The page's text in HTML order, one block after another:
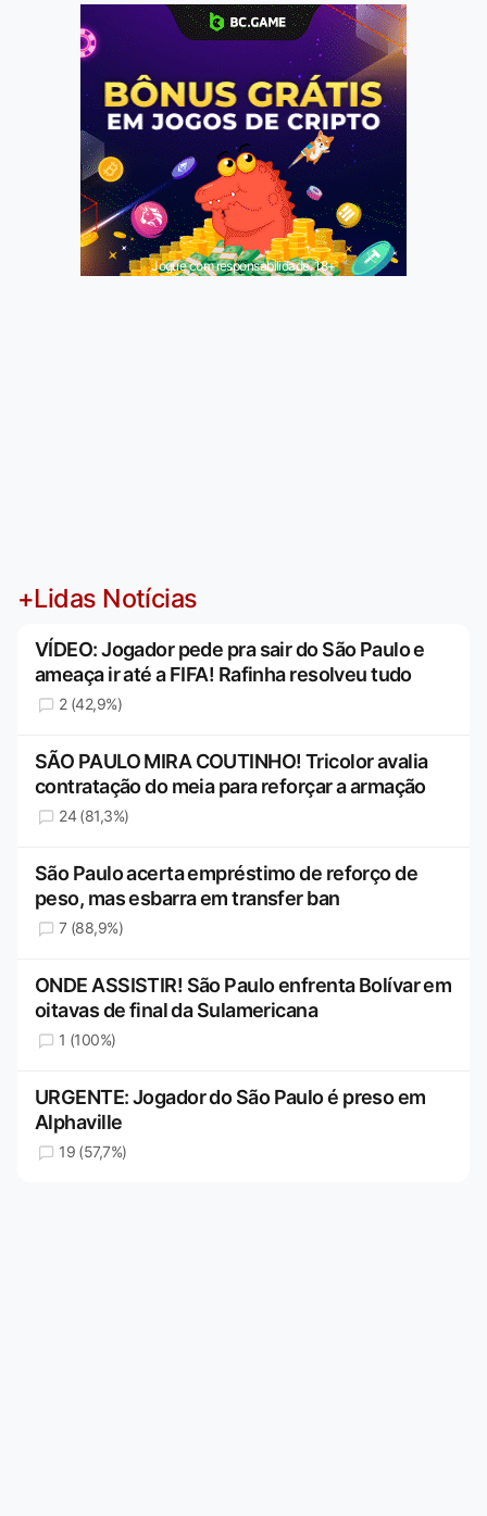
Jogue com responsabilidade. 18+
+Lidas Notícias
VÍDEO: Jogador pede pra sair do São Paulo e
ameaça ir até a FIFA! Rafinha resolveu tudo
2 (42,9%)
SÃO PAULO MIRA COUTINHO! Tricolor avalia
contratação do meia para reforçar a armação
24 (81,3%)
São Paulo acerta empréstimo de reforço de
peso, mas esbarra em transfer ban
7 (88,9%)
ONDE ASSISTIR! São Paulo enfrenta Bolívar em
oitavas de final da Sulamericana
1 (100%)
URGENTE: Jogador do São Paulo é preso em
Alphaville
19 (57,7%)